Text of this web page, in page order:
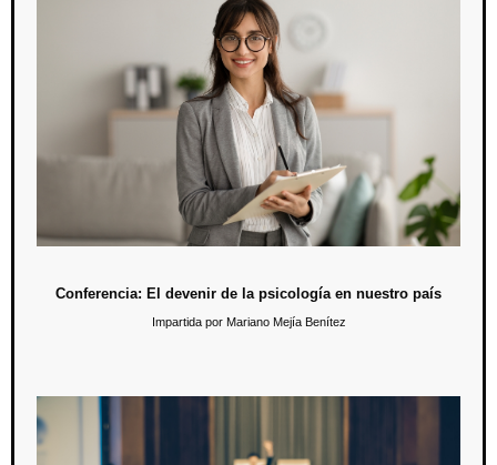
Conferencia: El devenir de la psicología en nuestro
país
5 de junio / 12:00 hrs.
En esta conferencia se analizará el futuro de la psicología y de
quienes la practican, tomando en cuenta los distintos nichos de
oportunidades laborales.
Conferencia: El devenir de la psicología en nuestro país
Impartida por Mariano Mejía Benítez
Sesión informativa: Experiencia Humanitas